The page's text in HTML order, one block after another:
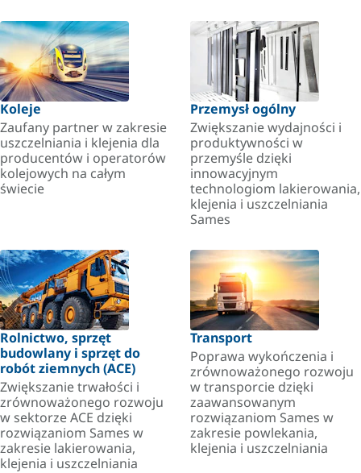
Koleje
Zaufany partner w zakresie
uszczelniania i klejenia dla
producentów i operatorów
kolejowych na całym
świecie
Przemysł ogólny
Zwiększanie wydajności i
produktywności w
przemyśle dzięki
innowacyjnym
technologiom lakierowania,
klejenia i uszczelniania
Sames
Rolnictwo, sprzęt
budowlany i sprzęt do
robót ziemnych (ACE)
Zwiększanie trwałości i
zrównoważonego rozwoju
w sektorze ACE dzięki
rozwiązaniom Sames w
zakresie lakierowania,
klejenia i uszczelniania
Transport
Poprawa wykończenia i
zrównoważonego rozwoju
w transporcie dzięki
zaawansowanym
rozwiązaniom Sames w
zakresie powlekania,
klejenia i uszczelniania